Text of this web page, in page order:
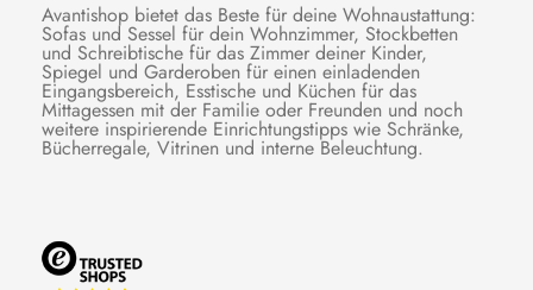
Avantishop bietet das Beste für deine Wohnaustattung:
Sofas und Sessel für dein Wohnzimmer, Stockbetten
und Schreibtische für das Zimmer deiner Kinder,
Spiegel und Garderoben für einen einladenden
Eingangsbereich, Esstische und Küchen für das
Mittagessen mit der Familie oder Freunden und noch
weitere inspirierende Einrichtungstipps wie Schränke,
Bücherregale, Vitrinen und interne Beleuchtung.